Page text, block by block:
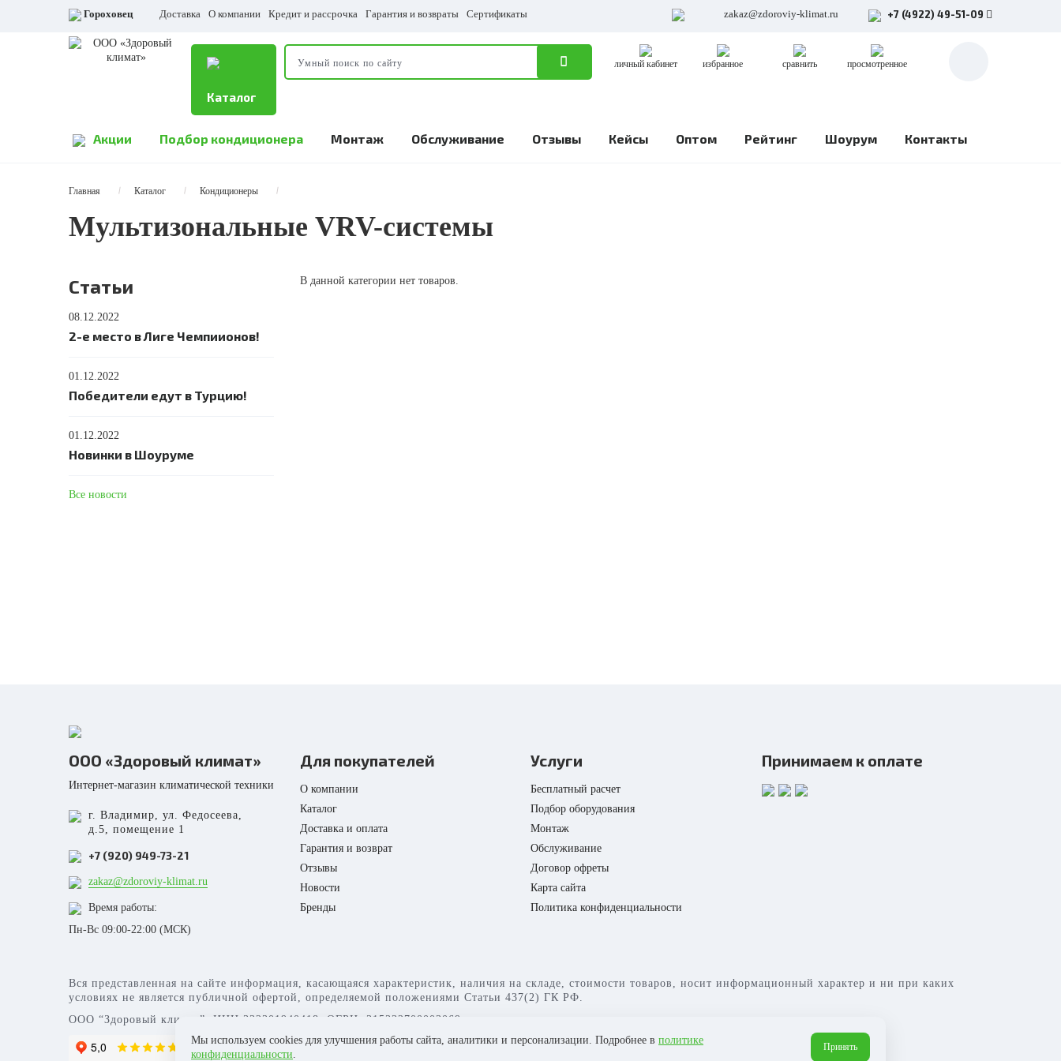
Гороховец Доставка О компании Кредит и рассрочка Гарантия и возвраты Сертификаты zakaz@zdoroviy-klimat.ru +7 (4922) 49-51-09
Каталог
личный кабинет избранное сравнить просмотренное
Акции Подбор кондиционера Монтаж Обслуживание Отзывы Кейсы Оптом Рейтинг Шоурум Контакты
Главная Каталог Кондиционеры
Мультизональные VRV-системы
Статьи
08.12.2022
2-е место в Лиге Чемпиионов!
01.12.2022
Победители едут в Турцию!
01.12.2022
Новинки в Шоуруме
Все новости
В данной категории нет товаров.
ООО «Здоровый климат»
Интернет-магазин климатической техники
г. Владимир, ул. Федосеева,
д.5, помещение 1
+7 (920) 949-73-21
zakaz@zdoroviy-klimat.ru
Время работы:
Пн-Вс 09:00-22:00 (МСК)
Для покупателей
О компании
Каталог
Доставка и оплата
Гарантия и возврат
Отзывы
Новости
Бренды
Услуги
Бесплатный расчет
Подбор оборудования
Монтаж
Обслуживание
Договор офреты
Карта сайта
Политика конфиденциальности
Принимаем к оплате
Вся представленная на сайте информация, касающаяся характеристик, наличия на складе, стоимости товаров, носит информационный характер и ни при каких
условиях не является публичной офертой, определяемой положениями Статьи 437(2) ГК РФ.
ООО “Здоровый климат”, ИНН 332301940418, ОГРН: 315332700003069
Мы используем cookies для улучшения работы сайта, аналитики и персонализации. Подробнее в политике
конфиденциальности
Принять